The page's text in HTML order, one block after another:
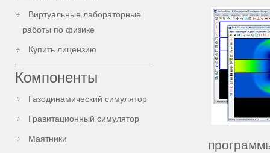
Виртуальные лабораторные
работы по физике
Купить лицензию
Компоненты
Газодинамический симулятор
Гравитационный симулятор
Маятники